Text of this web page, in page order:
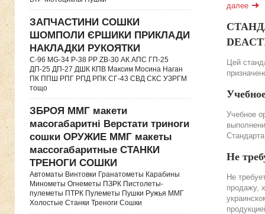
ЗАПЧАСТИНИ СОШКИ
ШОМПОЛИ ЄРШИКИ ПРИКЛАДИ
НАКЛАДКИ РУКОЯТКИ
C-96 MG-34 P-38 PP ZB-30 АК АПС ГП-25
ДП-25 ДП-27 ДШК КПВ Максим Мосина Наган
ПК ППШ РПГ РПД РПК СГ-43 СВД CКС УЗРГМ
тощо
ЗБРОЯ ММГ макети
масогабаритні Верстати триноги
сошки ОРУЖИЕ ММГ макеты
массогабаритные СТАНКИ
ТРЕНОГИ СОШКИ
Автоматы Винтовки Гранатометы Карабины
Минометы Огнеметы ПЗРК Пистолеты-
пулеметы ПТРК Пулеметы Пушки Ружья ММГ
Холостые Станки Треноги Сошки
далее
Цей
Учебное
Не
Не
продажу,